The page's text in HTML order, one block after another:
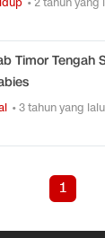
Timor Tengah
• 3 tahun yang lalu
1